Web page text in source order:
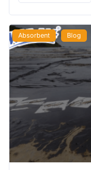
Absorbent Blog